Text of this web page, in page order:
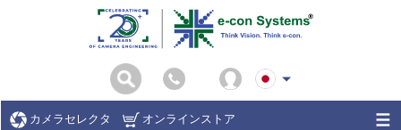
カメラセレクタ オンラインストア